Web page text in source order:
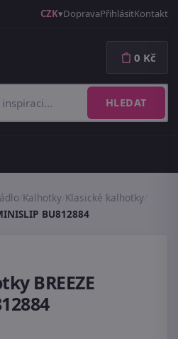
CZK DopravaPřihlásitKontakt
HLEDAT
0 Kč
Kalhotky Klasické kalhotky
BU812884
BREEZE